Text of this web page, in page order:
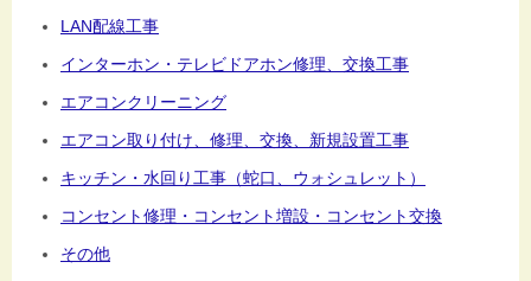
LAN配線工事
インターホン・テレビドアホン修理、交換工事
エアコンクリーニング
エアコン取り付け、修理、交換、新規設置工事
キッチン・水回り工事（蛇口、ウォシュレット）
コンセント修理・コンセント増設・コンセント交換
その他